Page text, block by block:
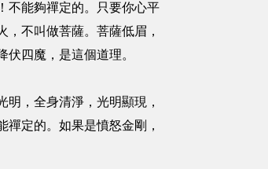
不能夠禪定的。只要你心平
不叫做菩薩。菩薩低眉，
四魔，是這個道理。
，全身清淨，光明顯現，
定的。如果是憤怒金剛，